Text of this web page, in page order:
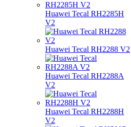
Huawei Tecal RH2285H
V2
Huawei Tecal RH2288 V2
Huawei Tecal RH2288A
V2
Huawei Tecal RH2288H
V2